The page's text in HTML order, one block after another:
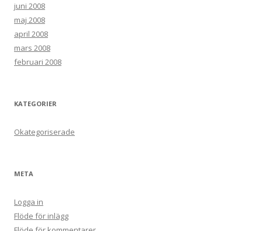
juni 2008
maj 2008
april 2008
mars 2008
februari 2008
KATEGORIER
Okategoriserade
META
Logga in
Flöde för inlägg